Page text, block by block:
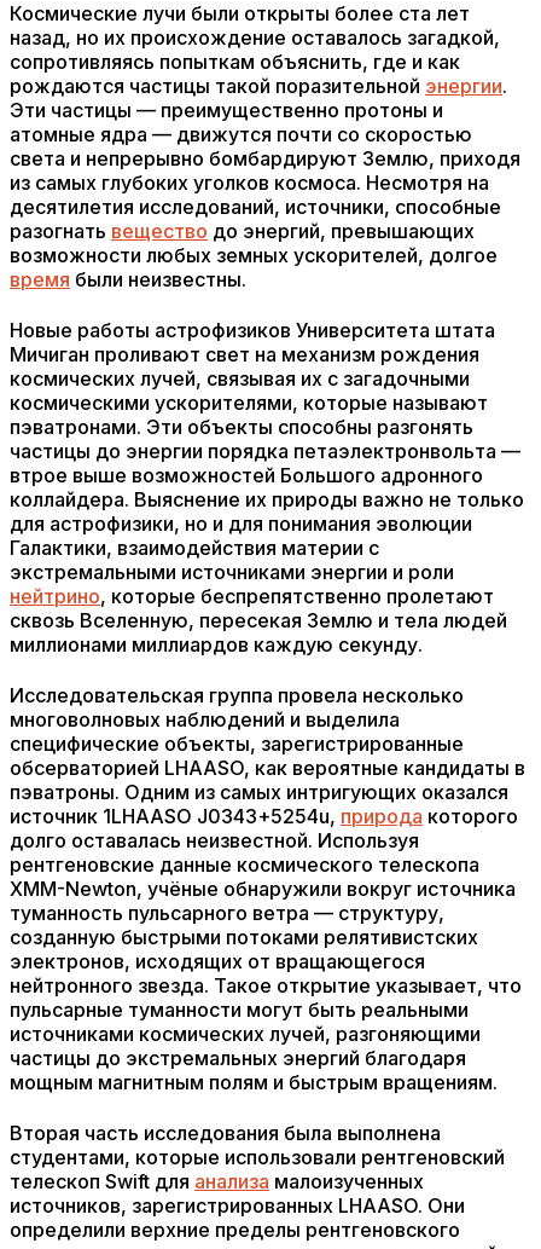
Космические лучи были открыты более ста лет
назад, но их происхождение оставалось загадкой,
сопротивляясь попыткам объяснить, где и как
рождаются частицы такой поразительной энергии.
Эти частицы — преимущественно протоны и
атомные ядра — движутся почти со скоростью
света и непрерывно бомбардируют Землю, приходя
из самых глубоких уголков космоса. Несмотря на
десятилетия исследований, источники, способные
разогнать вещество до энергий, превышающих
возможности любых земных ускорителей, долгое
время были неизвестны.
Новые работы астрофизиков Университета штата
Мичиган проливают свет на механизм рождения
космических лучей, связывая их с загадочными
космическими ускорителями, которые называют
пэватронами. Эти объекты способны разгонять
частицы до энергии порядка петаэлектронвольта —
втрое выше возможностей Большого адронного
коллайдера. Выяснение их природы важно не только
для астрофизики, но и для понимания эволюции
Галактики, взаимодействия материи с
экстремальными источниками энергии и роли
нейтрино, которые беспрепятственно пролетают
сквозь Вселенную, пересекая Землю и тела людей
миллионами миллиардов каждую секунду.
Исследовательская группа провела несколько
многоволновых наблюдений и выделила
специфические объекты, зарегистрированные
обсерваторией LHAASO, как вероятные кандидаты в
пэватроны. Одним из самых интригующих оказался
источник 1LHAASO J0343+5254u, природа которого
долго оставалась неизвестной. Используя
рентгеновские данные космического телескопа
XMM-Newton, учёные обнаружили вокруг источника
туманность пульсарного ветра — структуру,
созданную быстрыми потоками релятивистских
электронов, исходящих от вращающегося
нейтронного звезда. Такое открытие указывает, что
пульсарные туманности могут быть реальными
источниками космических лучей, разгоняющими
частицы до экстремальных энергий благодаря
мощным магнитным полям и быстрым вращениям.
Вторая часть исследования была выполнена
студентами, которые использовали рентгеновский
телескоп Swift для анализа малоизученных
источников, зарегистрированных LHAASO. Они
определили верхние пределы рентгеновского